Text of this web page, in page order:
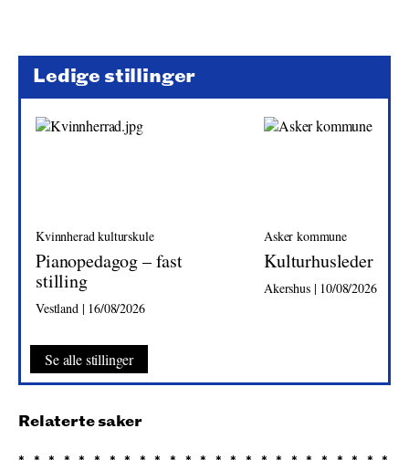
Ledige stillinger
Kvinnherad kulturskule
Pianopedagog – fast
stilling
Vestland | 16/08/2026
Asker kommune
Kulturhusleder
Akershus | 10/08/2026
Se alle stillinger
Relaterte saker